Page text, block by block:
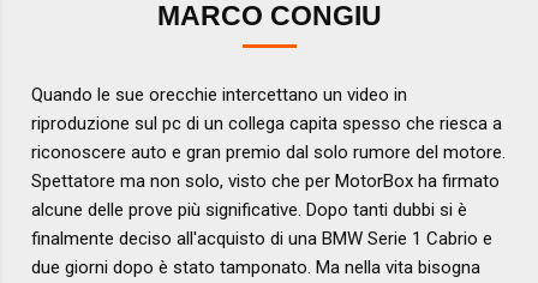
MARCO CONGIU
Quando le sue orecchie intercettano un video in
riproduzione sul pc di un collega capita spesso che riesca a
riconoscere auto e gran premio dal solo rumore del motore.
Spettatore ma non solo, visto che per MotorBox ha firmato
alcune delle prove più significative. Dopo tanti dubbi si è
finalmente deciso all'acquisto di una BMW Serie 1 Cabrio e
due giorni dopo è stato tamponato. Ma nella vita bisogna